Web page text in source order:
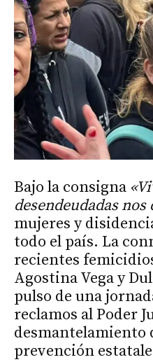
Bajo la consigna
desendeudadas nos
mujeres y
todo el país. La
recientes
Agostina Vega y
pulso de una
reclamos al Poder
desmantelamiento
prevención